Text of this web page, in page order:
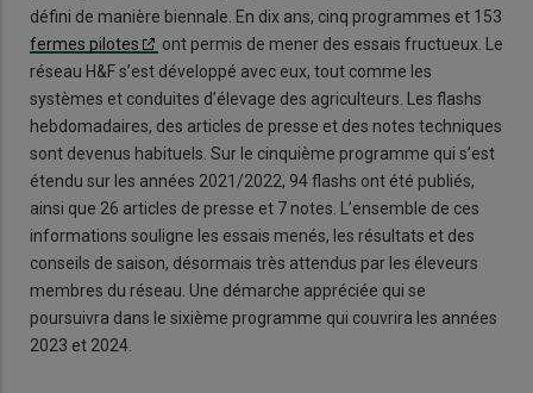
défini de manière biennale. En dix ans, cinq programmes et 153
fermes pilotes
ont permis de mener des essais fructueux. Le
réseau H&F s’est développé avec eux, tout comme les
systèmes et conduites d’élevage des agriculteurs. Les flashs
hebdomadaires, des articles de presse et des notes techniques
sont devenus habituels. Sur le cinquième programme qui s’est
étendu sur les années 2021/2022, 94 flashs ont été publiés,
ainsi que 26 articles de presse et 7 notes. L’ensemble de ces
informations souligne les essais menés, les résultats et des
conseils de saison, désormais très attendus par les éleveurs
membres du réseau. Une démarche appréciée qui se
poursuivra dans le sixième programme qui couvrira les années
2023 et 2024.